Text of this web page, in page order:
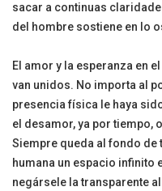
sacar a continuas
del hombre sostiene en lo
El amor y la esperanza en
van unidos. No importa al
presencia física le haya
el desamor, ya por tiempo,
Siempre queda al fondo de
humana un espacio infinito
negársele la transparente